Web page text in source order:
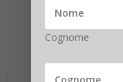
Cognome